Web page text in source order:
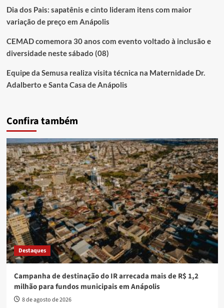
Dia dos Pais: sapatênis e cinto lideram itens com maior
variação de preço em Anápolis
CEMAD comemora 30 anos com evento voltado à inclusão e
diversidade neste sábado (08)
Equipe da Semusa realiza visita técnica na Maternidade Dr.
Adalberto e Santa Casa de Anápolis
Confira também
Destaques
Campanha de destinação do IR arrecada mais de R$ 1,2
milhão para fundos municipais em Anápolis
8 de agosto de 2026